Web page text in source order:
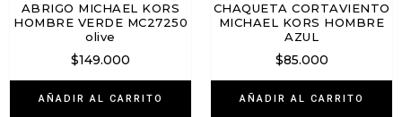
ABRIGO MICHAEL KORS
HOMBRE VERDE MC27250
olive
$149.000
AÑADIR AL CARRITO
CHAQUETA CORTAVIENTO
MICHAEL KORS HOMBRE
AZUL
$85.000
AÑADIR AL CARRITO